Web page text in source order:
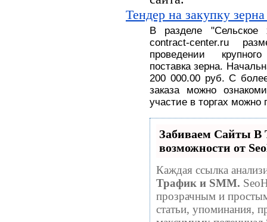
Тендер на закупку
В разделе "Сельское
contract-center.ru
проведении
поставказерна. На
200 000.00 руб. С
заказа можно
участие в торгах можно
Забиваем Сайты
возможности от
Каждая ссылка
Трафик и SMM.
прозрачным и
статьи, упоминания,